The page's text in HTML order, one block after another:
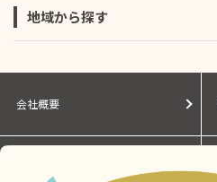
地域から探す
会社概要